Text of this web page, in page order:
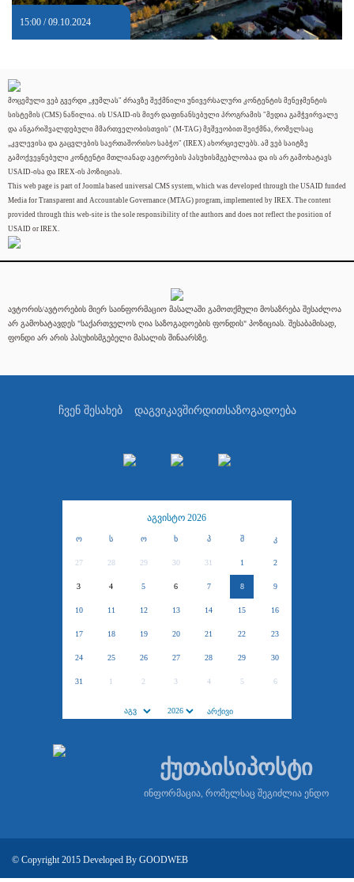
15:00 / 09.10.2024
მოცემული ვებ გვერდი „ჯუმლას" ძრავზე შექმნილი უნივერსალური კონტენტის მენეჯმენტის
სისტემის (CMS) ნაწილია. ის USAID-ის მიერ დაფინანსებული პროგრამის "მედია გამჭვირვალე
და ანგარიშვალდებული მმართველობისთვის" (M-TAG) მეშვეობით შეიქმნა, რომელსაც
„კვლევისა და გაცვლების საერთაშორისო საბჭო" (IREX) ახორციელებს. ამ ვებ საიტზე
გამოქვეყნებული კონტენტი მთლიანად ავტორების პასუხისმგებლობაა და ის არ გამოხატავს
USAID-ისა და IREX-ის პოზიციას.
This web page is part of Joomla based universal CMS system, which was developed through the USAID funded
Media for Transparent and Accountable Governance (MTAG) program, implemented by IREX. The content
provided through this web-site is the sole responsibility of the authors and does not reflect the position of
USAID or IREX.
ავტორის/ავტორების მიერ საინფორმაციო მასალაში გამოთქმული მოსაზრება შესაძლოა
არ გამოხატავდეს "საქართველოს ღია საზოგადოების ფონდის" პოზიციას. შესაბამისად,
ფონდი არ არის პასუხისმგებელი მასალის შინაარსზე.
ჩვენ შესახებ დაგვიკავშირდითსაზოგადოება
აგვისტო 2026
ო ს ო ხ პ შ კ
27 28 29 30 31 1 2
3 4 5 6 7 8 9
10 11 12 13 14 15 16
17 18 19 20 21 22 23
24 25 26 27 28 29 30
31 1 2 3 4 5 6
ქუთაისიპოსტი
ინფორმაცია, რომელსაც შეგიძლია ენდო
© Copyright 2015 Developed By GOODWEB